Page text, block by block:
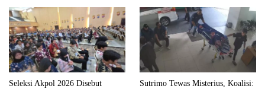
Seleksi Akpol 2026 Disebut
Sutrimo Tewas Misterius, Koalisi: